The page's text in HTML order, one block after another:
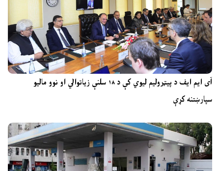
آی ایم ایف د پیټرولیم لیوي کې د ۱۸ سلنې زیاتوالي او نوو مالیو
سپارښتنه کړې